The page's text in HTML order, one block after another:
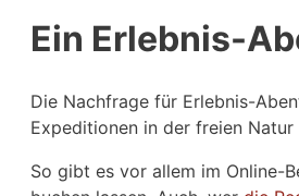
Ein Erlebnis-
Die Nachfrage für Erlebnis-
Expeditionen in der freien
So gibt es vor allem im Online-